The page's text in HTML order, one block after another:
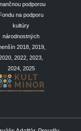
podporou
na podporu
kultúry
národnostných
2018, 2019,
2022, 2023,
2024, 2025